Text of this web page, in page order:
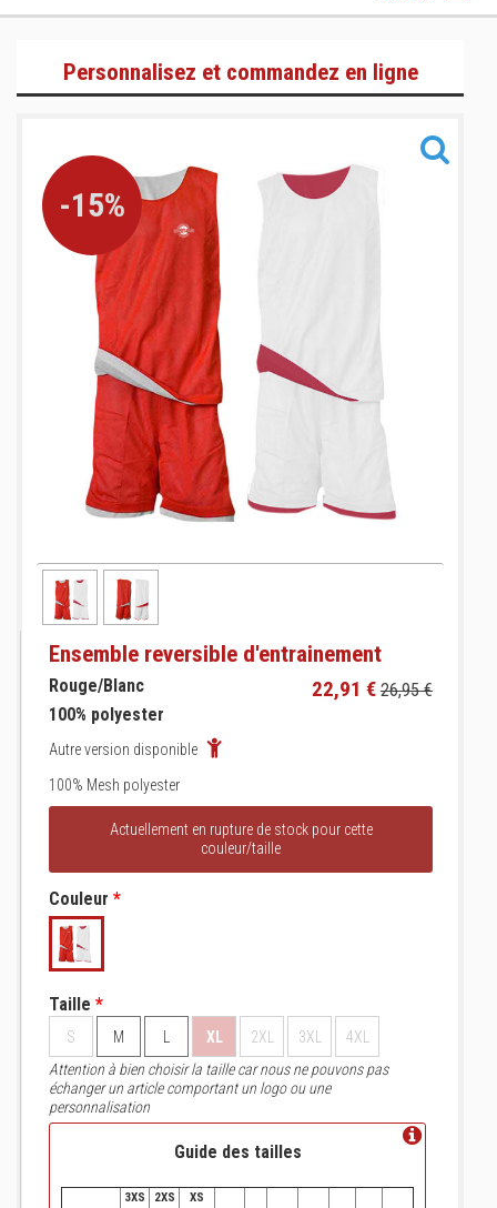
Sweats & Joggings
Informations
Personnalisez et commandez en ligne
-15%
Ensemble reversible d'entrainement
22,91 € 26,95 €
Rouge/Blanc
100% polyester
Autre version disponible
100% Mesh polyester
Actuellement en rupture de stock pour cette
couleur/taille
Couleur *
Taille *
S M XL 2XL 3XL
4XL
Attention à bien choisir la taille car nous ne pouvons pas
échanger un article comportant un logo ou une
personnalisation
Guide des tailles
3XS
2XS
XS